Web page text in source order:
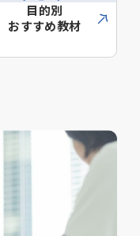
目的別
おすすめ教材